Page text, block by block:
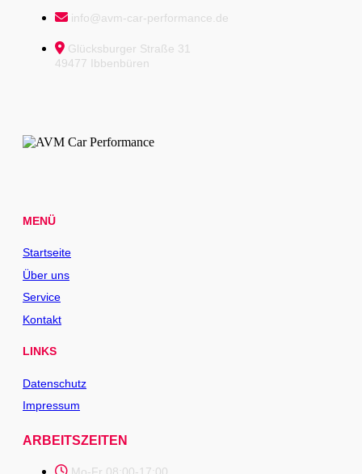
info@avm-car-performance.de
Glücksburger Straße 31
49477 Ibbenbüren
MENÜ
Startseite
Über uns
Service
Kontakt
LINKS
Datenschutz
Impressum
ARBEITSZEITEN
Mo-Fr 08:00-17:00